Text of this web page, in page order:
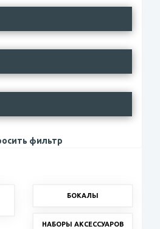
фильтр
БОКАЛЫ
НАБОРЫ АКСЕССУАРОВ